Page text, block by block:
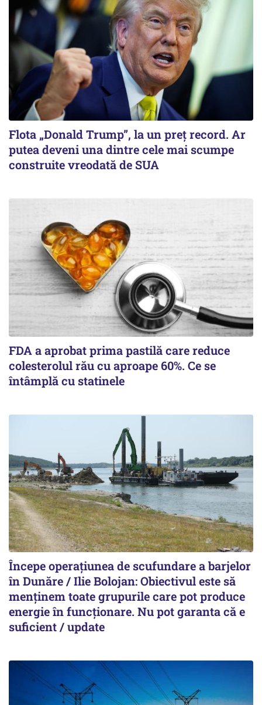
Flota „Donald Trump”, la un preț record. Ar
putea deveni una dintre cele mai scumpe
construite vreodată de SUA
FDA a aprobat prima pastilă care reduce
colesterolul rău cu aproape 60%. Ce se
întâmplă cu statinele
Începe operațiunea de scufundare a barjelor
în Dunăre / Ilie Bolojan: Obiectivul este să
menținem toate grupurile care pot produce
energie în funcționare. Nu pot garanta că e
suficient / update